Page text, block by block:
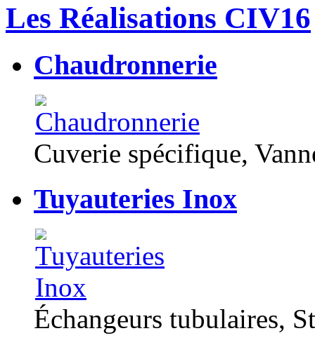
Les Réalisations CIV16
Chaudronnerie
Cuverie spécifique,
Tuyauteries Inox
Échangeurs tubulaires,